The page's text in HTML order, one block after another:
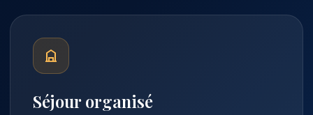
Séjour organisé